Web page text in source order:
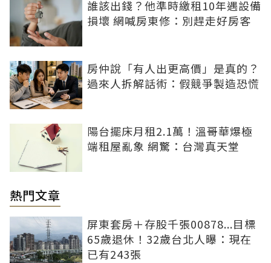
誰該出錢？他準時繳租10年遇設備
損壞 網喊房東修：別趕走好房客
房仲說「有人出更高價」是真的？
過來人拆解話術：假競爭製造恐慌
陽台擺床月租2.1萬！溫哥華爆極
端租屋亂象 網驚：台灣真天堂
熱門文章
屏東套房＋存股千張00878...目標
65歲退休！32歲台北人曝：現在
已有243張